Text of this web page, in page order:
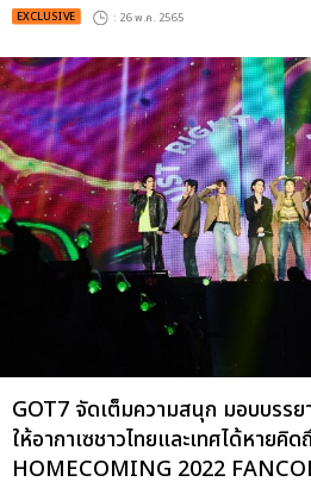
EXCLUSIVE : 26 พ.ค. 2565
GOT7 จัดเต็มความสนุก มอบบรร
ให้อากาเซชาวไทยและเทศได้หายคิ
HOMECOMING 2022